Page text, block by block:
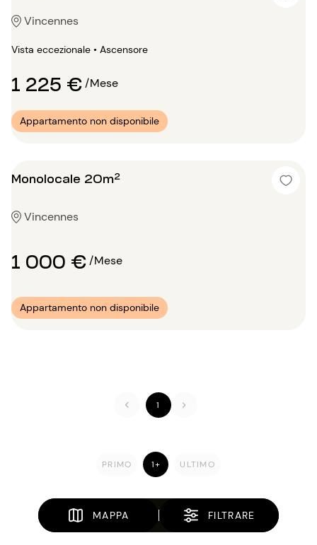
Vincennes
Vista eccezionale • Ascensore
1 225 €/Mese
Appartamento non disponibile
Monolocale 20m²
Vincennes
1 000 €/Mese
Appartamento non disponibile
1
PRIMO 1+ ULTIMO
MAPPA FILTRARE